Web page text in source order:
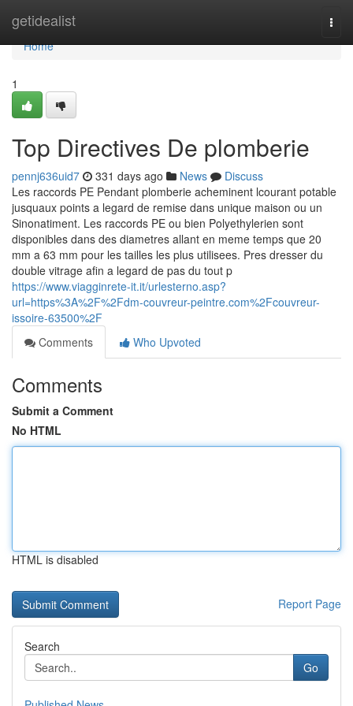
getidealist
Home
Home
1
Top Directives De plomberie
pennj636uid7 331 days ago News
Discuss
Les raccords PE Pendant plomberie acheminent lcourant potable
jusquaux points a legard de remise dans unique maison ou un
Sinonatiment. Les raccords PE ou bien Polyethylerien sont
disponibles dans des diametres allant en meme temps que 20
mm a 63 mm pour les tailles les plus utilisees. Pres dresser du
double vitrage afin a legard de pas du tout p
https://www.viagginrete-it.it/urlesterno.asp?
url=https%3A%2F%2Fdm-couvreur-peintre.com%2Fcouvreur-
issoire-63500%2F
Comments
Who Upvoted
Comments
Submit a Comment
No HTML
HTML is disabled
Report Page
Search
Go